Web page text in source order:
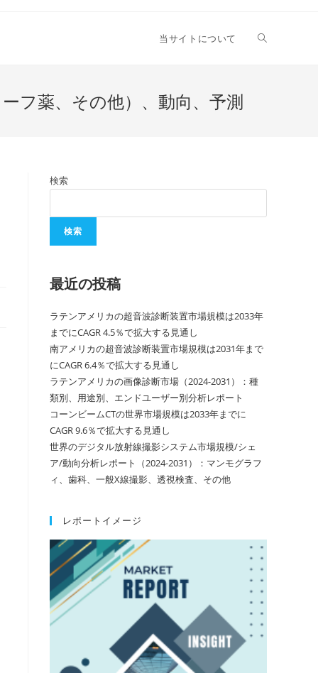
当サイトについて
フ薬、その他）、動向、予測
検索
検索
最近の投稿
ラテンアメリカの超音波診断装置市場規模は2033年
までにCAGR 4.5％で拡大する見通し
南アメリカの超音波診断装置市場規模は2031年まで
にCAGR 6.4％で拡大する見通し
ラテンアメリカの画像診断市場（2024-2031）：種
類別、用途別、エンドユーザー別分析レポート
コーンビームCTの世界市場規模は2033年までに
CAGR 9.6％で拡大する見通し
世界のデジタル放射線撮影システム市場規模/シェ
ア/動向分析レポート（2024-2031）：マンモグラフ
ィ、歯科、一般X線撮影、透視検査、その他
レポートイメージ